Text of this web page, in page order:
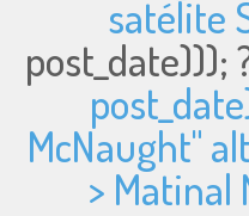
satélite
post_date)));
McNaught"
> Matinal